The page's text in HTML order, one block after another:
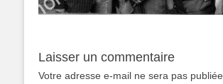
Laisser un commentaire
Votre adresse e-mail ne sera pas publiée.